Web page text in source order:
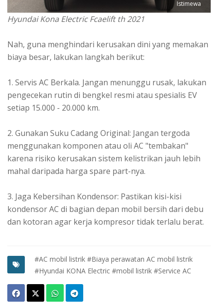
Istimewa
Hyundai Kona Electric Fcaelift th 2021
Nah, guna menghindari kerusakan dini yang memakan
biaya besar, lakukan langkah berikut:
1. Servis AC Berkala. Jangan menunggu rusak, lakukan
pengecekan rutin di bengkel resmi atau spesialis EV
setiap 15.000 - 20.000 km.
2. Gunakan Suku Cadang Original: Jangan tergoda
menggunakan komponen atau oli AC "tembakan"
karena risiko kerusakan sistem kelistrikan jauh lebih
mahal daripada harga spare part-nya.
3. Jaga Kebersihan Kondensor: Pastikan kisi-kisi
kondensor AC di bagian depan mobil bersih dari debu
dan kotoran agar kerja kompresor tidak terlalu berat.
#AC mobil listrik #Biaya perawatan AC mobil listrik
#Hyundai KONA Electric #mobil listrik #Service AC